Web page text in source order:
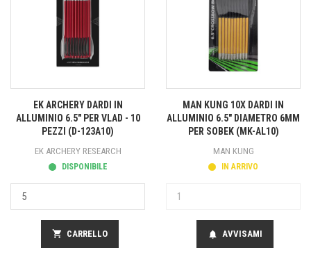
EK ARCHERY DARDI IN
ALLUMINIO 6.5" PER VLAD - 10
PEZZI (D-123A10)
EK ARCHERY RESEARCH
DISPONIBILE
shopping_cart CARRELLO
MAN KUNG 10X DARDI IN
ALLUMINIO 6.5" DIAMETRO 6MM
PER SOBEK (MK-AL10)
MAN KUNG
IN ARRIVO
notifications AVVISAMI